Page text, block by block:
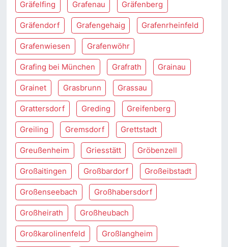
Gräfelfing Grafenau Gräfenberg
Gräfendorf Grafengehaig Grafenrheinfeld
Grafenwiesen Grafenwöhr
Grafing bei München Grafrath Grainau
Grainet Grasbrunn Grassau
Grattersdorf Greding Greifenberg
Greiling Gremsdorf Grettstadt
Greußenheim Griesstätt Gröbenzell
Großaitingen Großbardorf Großeibstadt
Großenseebach Großhabersdorf
Großheirath Großheubach
Großkarolinenfeld Großlangheim